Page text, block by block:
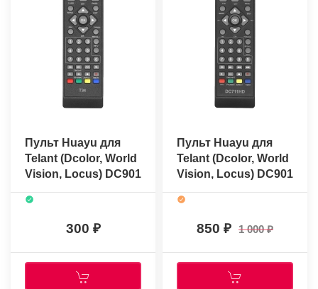
Пульт Huayu для
Telant (Dcolor, World
Vision, Locus) DC901
(DC1001, T34, DR-
103HD) (HOB693 в
300
Пульт Huayu для
Telant (Dcolor, World
Vision, Locus) DC901
(DC1001, T34, DR-
103HD)
850 1 000